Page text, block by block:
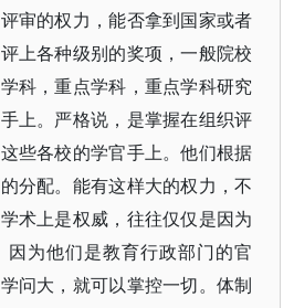
审的权力，能否拿到国家或者
上各种级别的奖项，一般院校
科，重点学科，重点学科研究
上。严格说，是掌握在组织评
些各校的学官手上。他们根据
分配。能有这样大的权力，不
术上是权威，往往仅仅是因为
为他们是教育行政部门的官
问大，就可以掌控一切。体制